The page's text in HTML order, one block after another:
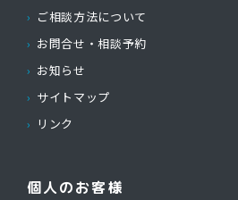
ご相談方法について
お問合せ・相談予約
お知らせ
サイトマップ
リンク
個人のお客様